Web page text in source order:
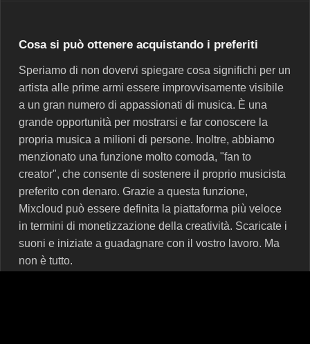
Cosa si può ottenere acquistando i preferiti
Speriamo di non dovervi spiegare cosa significhi per un
artista alle prime armi essere improvvisamente visibile
a un gran numero di appassionati di musica. È una
grande opportunità per mostrarsi e far conoscere la
propria musica a milioni di persone. Inoltre, abbiamo
menzionato una funzione molto comoda, "fan to
creator", che consente di sostenere il proprio musicista
preferito con denaro. Grazie a questa funzione,
Mixcloud può essere definita la piattaforma più veloce
in termini di monetizzazione della creatività. Scaricate i
suoni e iniziate a guadagnare con il vostro lavoro. Ma
non è tutto.